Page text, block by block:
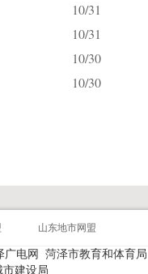
10/31
10/31
10/30
10/30
山东地市网盟
广电网 菏泽市教育和体育局
市建设局